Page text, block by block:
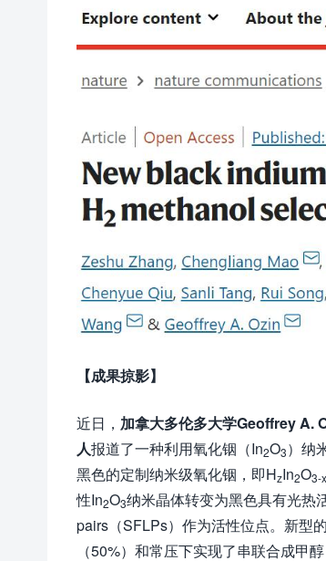
【成果掠影】
近日， 加拿大多伦多大学Geoffrey A.
人报道了一种利用氧化铟（In2O3）纳
黑色的定制纳米级氧化铟，即HzIn2O3-x
性In2O3纳米晶体转变为黑色具有光热
pairs（SFLPs）作为活性位点。新型
（50%）和常压下实现了串联合成甲